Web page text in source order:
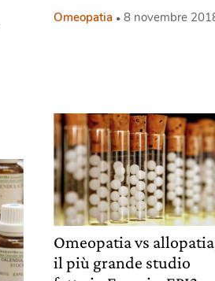
Omeopatia 8 novembre
Omeopatia vs
il più grande studio